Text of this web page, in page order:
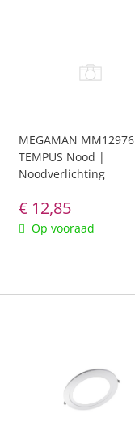
MEGAMAN MM12976
TEMPUS Nood |
Noodverlichting
€ 12,85
Op vooraad